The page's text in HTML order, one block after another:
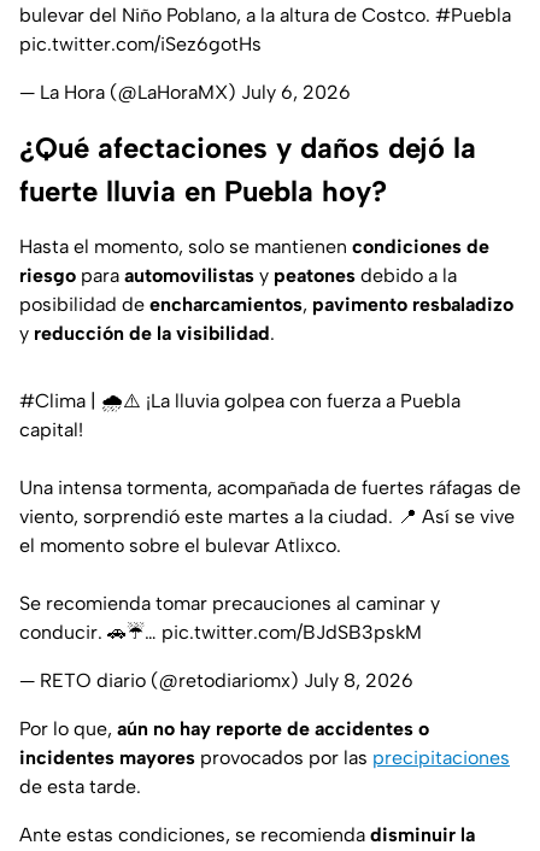
bulevar del Niño Poblano, a la altura de Costco. #Puebla
pic.twitter.com/iSez6gotHs
— La Hora (@LaHoraMX) July 6, 2026
¿Qué afectaciones y daños dejó la
fuerte lluvia en Puebla hoy?
Hasta el momento, solo se mantienen condiciones de
riesgo para automovilistas y peatones debido a la
posibilidad de encharcamientos, pavimento resbaladizo
y reducción de la visibilidad.
#Clima | 🌧️⚠️ ¡La lluvia golpea con fuerza a Puebla
capital!
Una intensa tormenta, acompañada de fuertes ráfagas de
viento, sorprendió este martes a la ciudad. 📍 Así se vive
el momento sobre el bulevar Atlixco.
Se recomienda tomar precauciones al caminar y
conducir. 🚗☔… pic.twitter.com/BJdSB3pskM
— RETO diario (@retodiariomx) July 8, 2026
Por lo que, aún no hay reporte de accidentes o
incidentes mayores provocados por las precipitaciones
de esta tarde.
Ante estas condiciones, se recomienda disminuir la